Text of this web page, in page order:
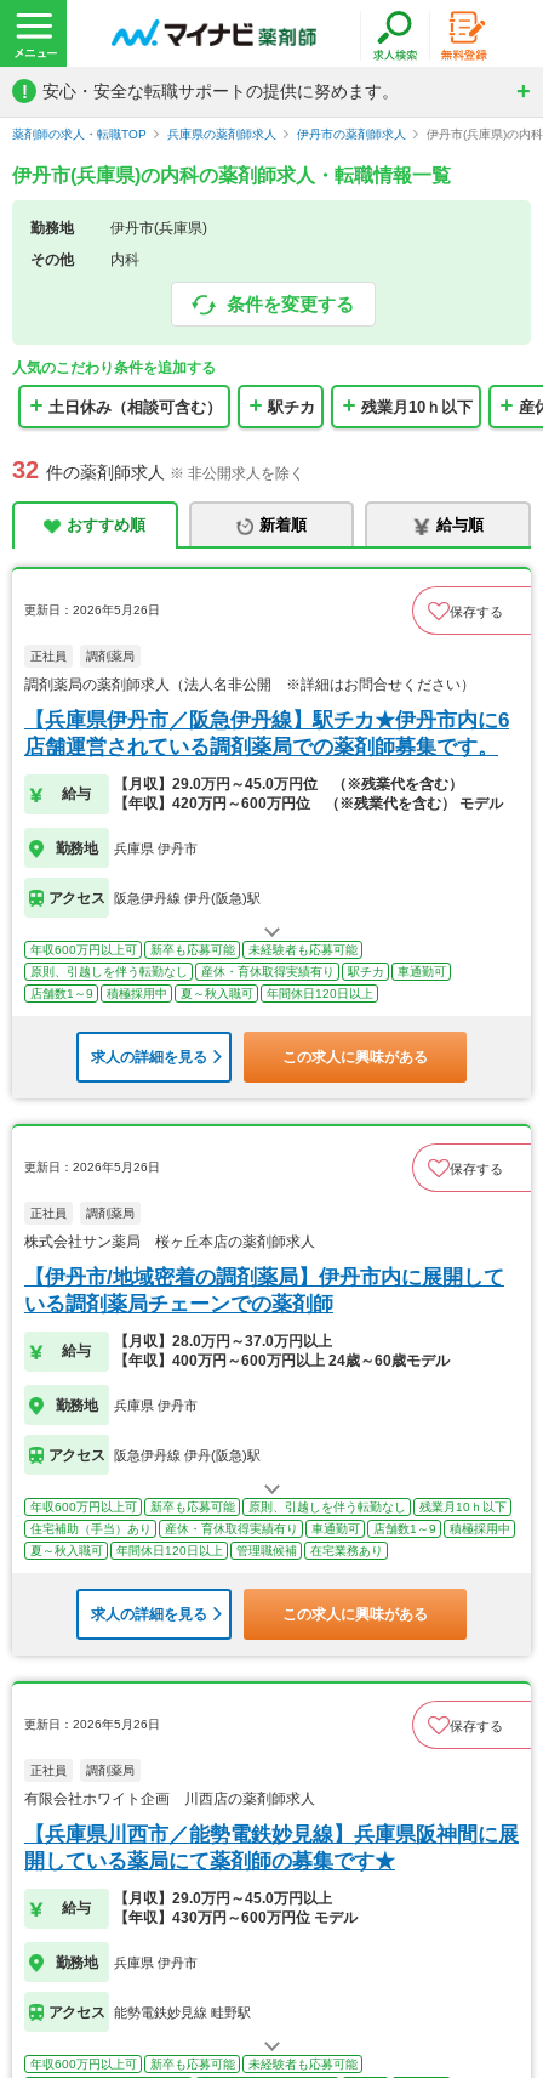
! 安心・安全な転職サポートの提供に努めます。
薬剤師の求人・転職TOP 兵庫県の薬剤師求人 伊丹市の薬剤師求人 伊丹市(兵庫県)の内
伊丹市(兵庫県)の内科の薬剤師求人・転職情報一覧
勤務地
伊丹市(兵庫県)
その他
内科
条件を変更する
人気のこだわり条件を追加する
土日休み（相談可含む） 駅チカ 残業月10ｈ以下 産
32 件の薬剤師求人 ※ 非公開求人を除く
おすすめ順 新着順 給与順
更新日：2026年5月26日 保存する
正社員 調剤薬局
調剤薬局の薬剤師求人（法人名非公開 ※詳細はお問合せください）
【兵庫県伊丹市／阪急伊丹線】駅チカ★伊丹市内に6
店舗運営されている調剤薬局での薬剤師募集です。
給与
【月収】29.0万円～45.0万円位 （※残業代を含む）
【年収】420万円～600万円位 （※残業代を含む） モデル
勤務地 兵庫県 伊丹市
アクセス 阪急伊丹線 伊丹(阪急)駅
年収600万円以上可 新卒も応募可能
未経験者も応募可能
原則、引越しを伴う転勤なし
産休・育休取得実績有り 駅チカ
車通勤可
店舗数1～9
積極採用中 夏～秋入職可 年間休日120日以上
求人の詳細を見る この求人に興味がある
更新日：2026年5月26日 保存する
正社員 調剤薬局
株式会社サン薬局 桜ヶ丘本店の薬剤師求人
【伊丹市/地域密着の調剤薬局】伊丹市内に展開して
いる調剤薬局チェーンでの薬剤師
給与
【月収】28.0万円～37.0万円以上
【年収】400万円～600万円以上 24歳～60歳モデル
勤務地 兵庫県 伊丹市
アクセス 阪急伊丹線 伊丹(阪急)駅
年収600万円以上可 新卒も応募可能 原則、引越しを伴う転勤なし
残業月10ｈ以下
住宅補助（手当）あり
産休・育休取得実績有り 車通勤可 店舗数1～9
積極採用中
夏～秋入職可
年間休日120日以上 管理職候補 在宅業務あり
求人の詳細を見る この求人に興味がある
更新日：2026年5月26日 保存する
正社員 調剤薬局
有限会社ホワイト企画 川西店の薬剤師求人
【兵庫県川西市／能勢電鉄妙見線】兵庫県阪神間に展
開している薬局にて薬剤師の募集です★
給与
【月収】29.0万円～45.0万円以上
【年収】430万円～600万円位 モデル
勤務地 兵庫県 伊丹市
アクセス 能勢電鉄妙見線 畦野駅
年収600万円以上可 新卒も応募可能
未経験者も応募可能